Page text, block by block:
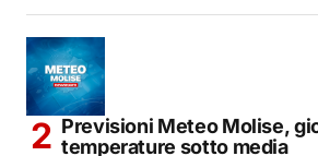
Previsioni Meteo Molise,
temperature sotto media